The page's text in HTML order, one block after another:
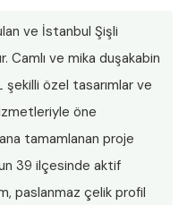
ve İstanbul Şişli
Camlı ve mika duşakabin
özel tasarımlar ve
öne
tamamlanan proje
39 ilçesinde aktif
paslanmaz çelik profil